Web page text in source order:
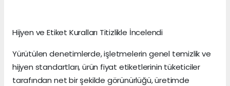
Hijyen ve Etiket Kuralları Titizlikle İncelendi
Yürütülen denetimlerde, işletmelerin genel temizlik ve
hijyen standartları, ürün fiyat etiketlerinin tüketiciler
tarafından net bir şekilde görünürlüğü, üretimde